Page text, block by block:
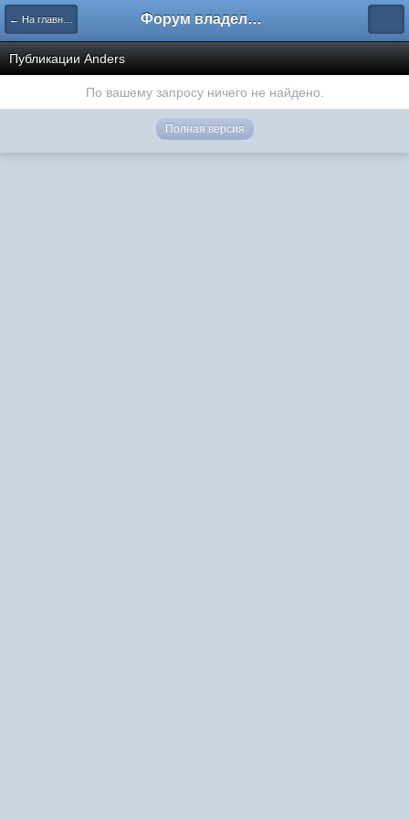
← На главную Форум владельцев интернет-магазинов
Публикации Anders
По вашему запросу ничего не найдено.
Полная версия